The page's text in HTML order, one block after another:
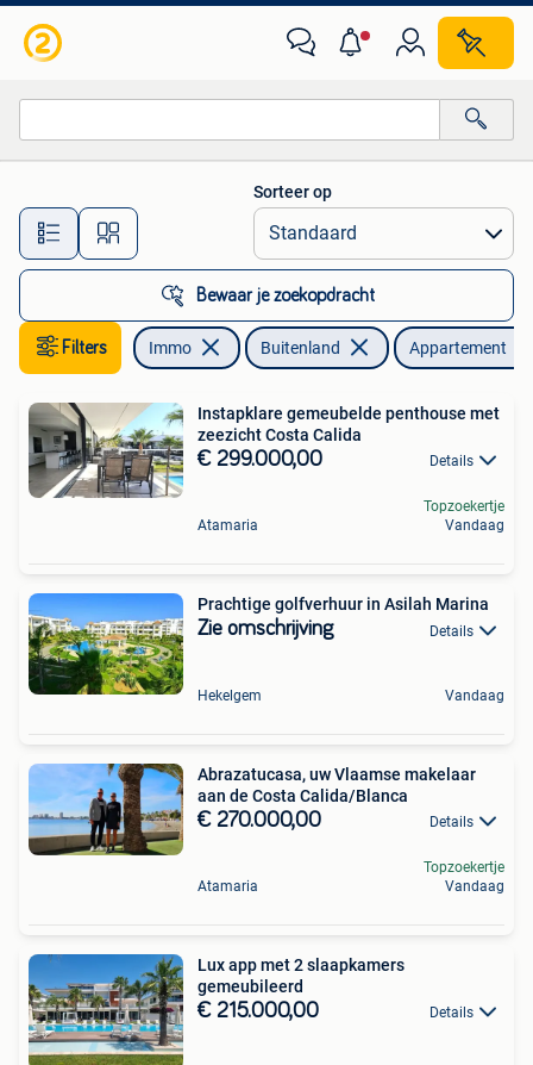
Alle afstanden…
Sorteer op
Bewaar je zoekopdracht
Filters Immo Buitenland Appartement
Instapklare gemeubelde penthouse met
zeezicht Costa Calida
€ 299.000,00 Details
Atamaria
Topzoekertje
Vandaag
Prachtige golfverhuur in Asilah Marina
Zie omschrijving Details
Hekelgem Vandaag
Abrazatucasa, uw Vlaamse makelaar
aan de Costa Calida/Blanca
€ 270.000,00 Details
Atamaria
Topzoekertje
Vandaag
Lux app met 2 slaapkamers
gemeubileerd
€ 215.000,00 Details